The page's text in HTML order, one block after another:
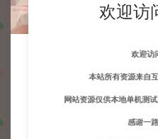
欢迎访
欢迎访
本站所有资源来自
网站资源仅供本地单机测
感谢一